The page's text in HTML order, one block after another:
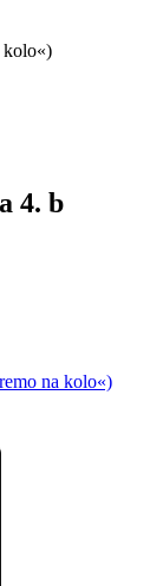
kolo«)
4. b
na kolo«)